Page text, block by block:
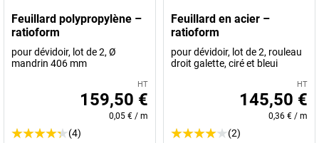
Feuillard polypropylène –
ratioform
pour dévidoir, lot de 2, Ø
mandrin 406 mm
HT
159,50 €
0,05 € / m
(4)
Feuillard en acier –
ratioform
pour dévidoir, lot de 2, rouleau
droit galette, ciré et bleui
HT
145,50 €
0,36 € / m
(2)